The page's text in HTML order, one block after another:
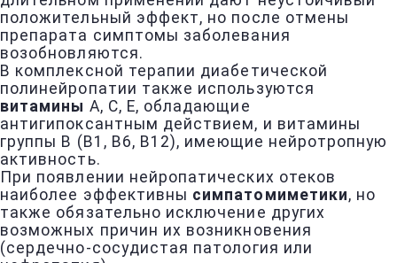
положительный эффект, но после отмены
препарата симптомы заболевания
возобновляются.
В комплексной терапии диабетической
полинейропатии также используются
витамины А, С, Е, обладающие
антигипоксантным действием, и витамины
группы В (В1, В6, В12), имеющие нейротропную
активность.
При появлении нейропатических отеков
наиболее эффективны симпатомиметики, но
также обязательно исключение других
возможных причин их возникновения
(сердечно-сосудистая патология или